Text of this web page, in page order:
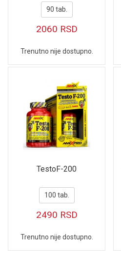
90 tab.
2060 RSD
Trenutno nije dostupno.
TestoF-200
100 tab.
2490 RSD
Trenutno nije dostupno.